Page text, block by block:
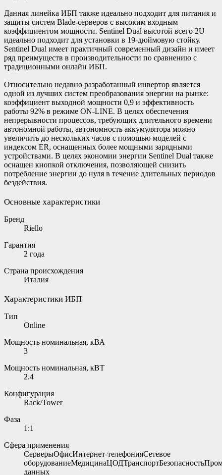
Данная линейка ИБП также идеально подходит для питания и
защиты систем Blade-серверов с высоким входным
коэффициентом мощности. Sentinel Dual высотой всего 2U
идеально подходит для установки в 19-дюймовую стойку.
Sentinel Dual имеет практичный современный дизайн и имеет
ряд преимуществ в производительности по сравнению с
традиционными онлайн ИБП.
Относительно недавно разработанный инвертор является
одной из лучших систем преобразования энергии на рынке:
коэффициент выходной мощности 0,9 и эффективность
работы 92% в режиме ON-LINE. В целях обеспечения
непрерывности процессов, требующих длительного времени
автономной работы, автономность аккумулятора можно
увеличить до нескольких часов с помощью моделей с
индексом ER, оснащенных более мощными зарядными
устройствами. В целях экономии энергии Sentinel Dual также
оснащен кнопкой отключения, позволяющей снизить
потребление энергии до нуля в течение длительных периодов
бездействия.
Основные характеристики
Бренд
Riello
Гарантия
2 года
Страна происхождения
Италия
Характеристики ИБП
Тип
Online
Мощность номинальная, кВА
3
Мощность номинальная, кВТ
2.4
Конфигурация
Rack/Tower
Фаза
1:1
Сфера применения
СерверыОфисИнтернет-телефонияСетевое
данных